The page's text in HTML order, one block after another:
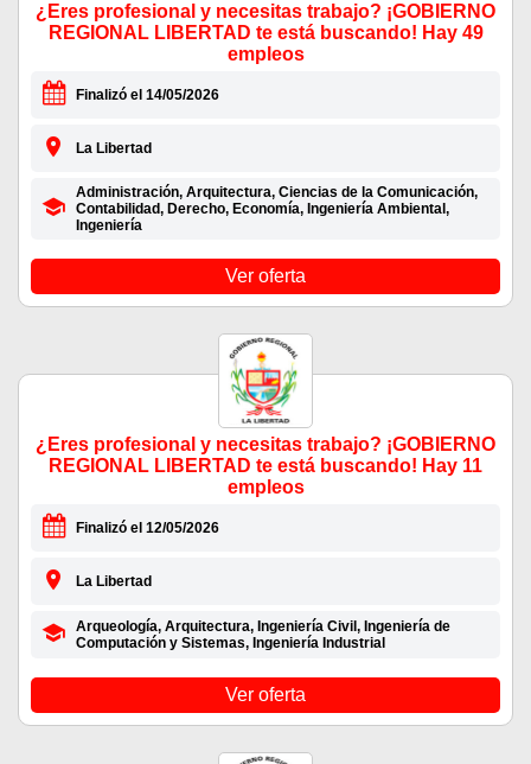
¿Eres profesional y necesitas trabajo? ¡GOBIERNO
REGIONAL LIBERTAD te está buscando! Hay 49
empleos
Finalizó el 14/05/2026
La Libertad
Administración, Arquitectura, Ciencias de la Comunicación,
Contabilidad, Derecho, Economía, Ingeniería Ambiental,
Ingeniería
Ver oferta
¿Eres profesional y necesitas trabajo? ¡GOBIERNO
REGIONAL LIBERTAD te está buscando! Hay 11
empleos
Finalizó el 12/05/2026
La Libertad
Arqueología, Arquitectura, Ingeniería Civil, Ingeniería de
Computación y Sistemas, Ingeniería Industrial
Ver oferta